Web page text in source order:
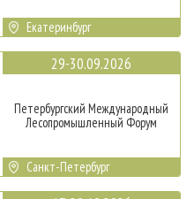
Екатеринбург
29-30.09.2026
Петербургский Международный
Лесопромышленный Форум
Санкт-Петербург